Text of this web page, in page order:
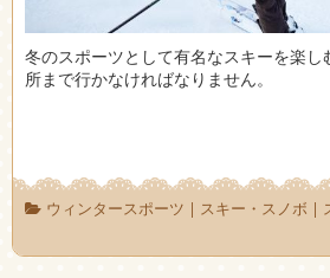
冬のスポーツとして有名なスキーを楽
所まで行かなければなりません。
ウィンタースポーツ | スキー・スノボ |